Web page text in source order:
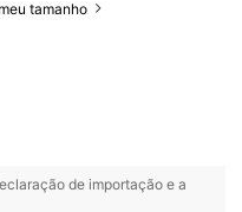
tamanho
de importação e a